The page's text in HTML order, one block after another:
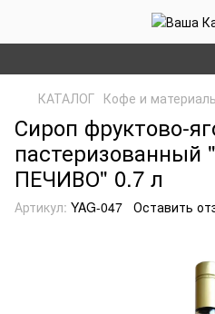
КАТАЛОГ Кофе и
Сироп фруктово-
ПЕЧИВО" 0.7 л
Артикул: YAG-047 Оставить